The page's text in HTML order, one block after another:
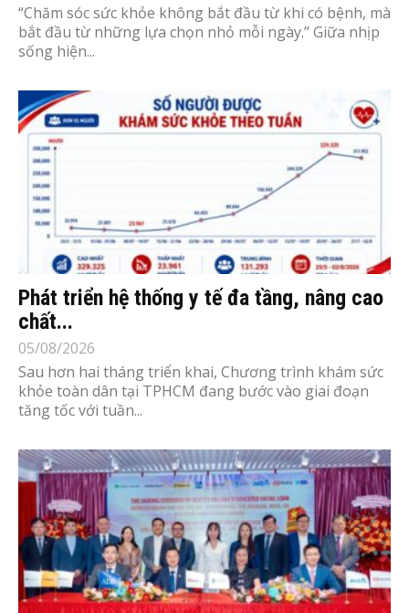
“Chăm sóc sức khỏe không bắt đầu từ khi có bệnh, mà
bắt đầu từ những lựa chọn nhỏ mỗi ngày.” Giữa nhịp
sống hiện...
Phát triển hệ thống y tế đa tầng, nâng cao
chất...
05/08/2026
Sau hơn hai tháng triển khai, Chương trình khám sức
khỏe toàn dân tại TPHCM đang bước vào giai đoạn
tăng tốc với tuần...